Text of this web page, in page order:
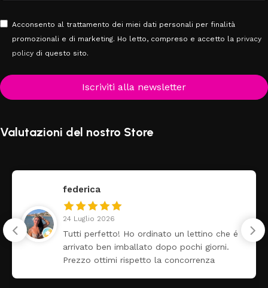
Acconsento al trattamento dei miei dati personali per finalità
promozionali e di marketing. Ho letto, compreso e accetto la privacy
policy di questo sito.
Iscriviti alla newsletter
Valutazioni del nostro Store
federica
24 Luglio 2026
Tutti perfetto! Ho ordinato un lettino che é
arrivato ben imballato dopo pochi giorni.
Prezzo ottimi rispetto la concorrenza